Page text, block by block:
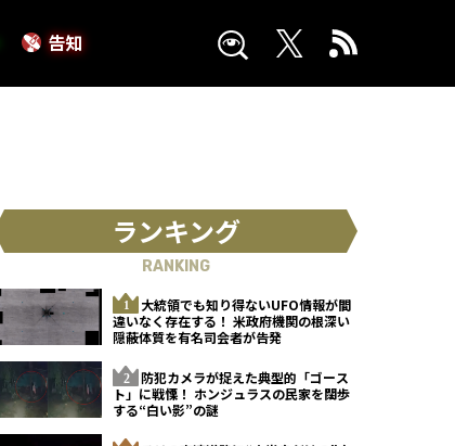
告知
ランキング
RANKING
大統領でも知り得ないUFO情報が間
違いなく存在する！ 米政府機関の根深い
隠蔽体質を有名司会者が告発
防犯カメラが捉えた典型的「ゴース
ト」に戦慄！ ホンジュラスの民家を闊歩
する“白い影”の謎